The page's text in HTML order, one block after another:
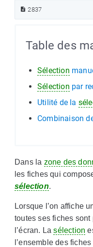
2837
Table des
Sélection
Sélection par
Utilité de la
Combinaison
Dans la zone des
les fiches qui
sélection.
Lorsque l’on affiche
toutes ses fiches
l’écran. Lasélection
l’ensemble des fiches